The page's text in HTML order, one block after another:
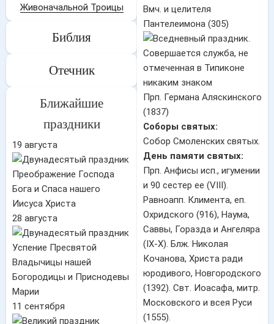
Живоначальной Троицы
Библия
Отечник
Ближайшие
праздники
19 августа
Преображение Господа
Бога и Спаса нашего
Иисуса Христа
28 августа
Успение Пресвятой
Владычицы нашей
Богородицы и Приснодевы
Марии
11 сентября
Вмч. и целителя
Пантелеимона (305)
Прп. Германа Аляскинского
(1837)
Соборы святых:
Собор Смоленских святых.
День памяти святых:
Прп. Анфисы исп., игумении
и 90 сестер ее (VIII).
Равноапп. Климента, еп.
Охридского (916), Наума,
Саввы, Горазда и Ангеляра
(IX-X). Блж. Николая
Кочанова, Христа ради
юродивого, Новгородского
(1392). Свт. Иоасафа, митр.
Московского и всея Руси
(1555).